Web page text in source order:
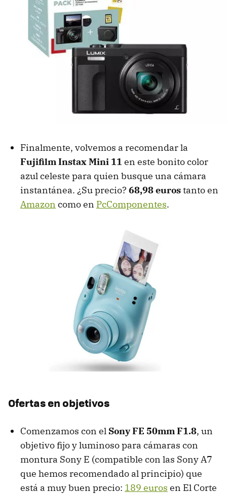
Finalmente, volvemos a recomendar la
Fujifilm Instax Mini 11 en este bonito color
azul celeste para quien busque una cámara
instantánea. ¿Su precio? 68,98 eurostanto en
Amazon como en PcComponentes.
Ofertas en objetivos
Comenzamos con el Sony FE 50mm F1.8, un
objetivo fijo y luminoso para cámaras con
montura Sony E (compatible con las Sony A7
que hemos recomendado al principio) que
está a muy buen precio: 189 euros en El Corte